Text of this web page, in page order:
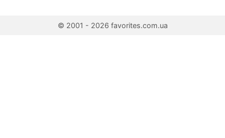
© 2001 - 2026 favorites.com.ua